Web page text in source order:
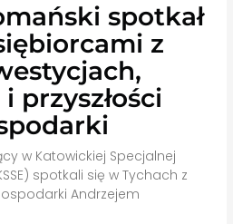
spotkał
z
przyszłości
w Katowickiej Specjalnej
spotkali się w Tychach z
Andrzejem